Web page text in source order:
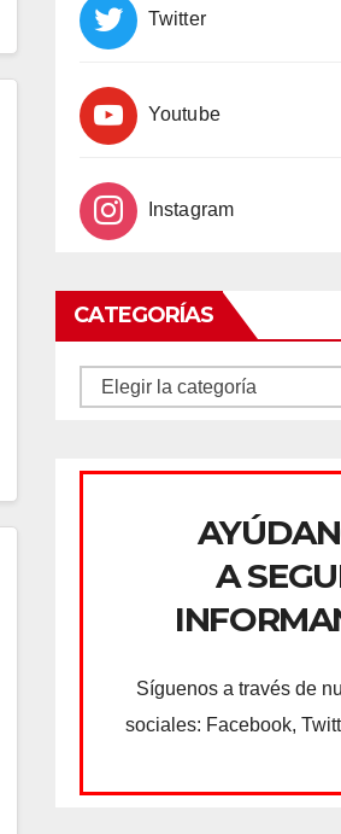
Twitter
Youtube
Instagram
CATEGORÍAS
CATEGORÍAS
A
Síguenos a través de
sociales: Facebook,